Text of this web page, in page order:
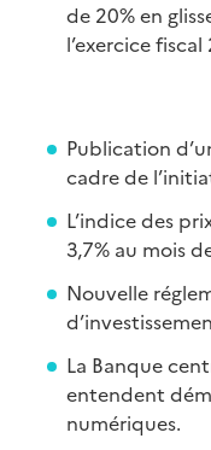
de 20% en
l’exercice
Publication
cadre de
L’indice des
3,7% au mois
Nouvelle
La Banque
entendent
numériques.